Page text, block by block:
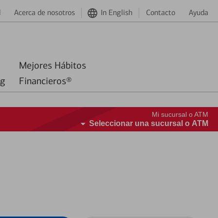
Acerca de nosotros In English Contacto Ayuda
Mejores Hábitos
Financieros®
Mi sucursal o ATM
Seleccionar una sucursal o ATM